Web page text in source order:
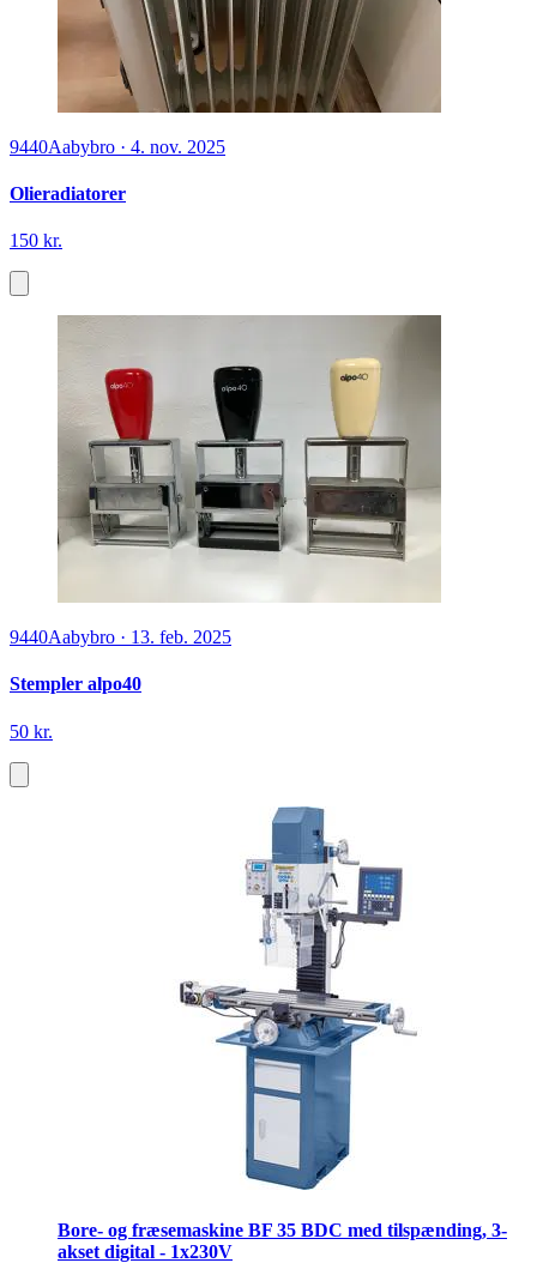
9440Aabybro · 4. nov. 2025
Olieradiatorer
150 kr.
9440Aabybro · 13. feb. 2025
Stempler alpo40
50 kr.
Bore- og fræsemaskine BF 35 BDC med tilspænding, 3-
akset digital - 1x230V